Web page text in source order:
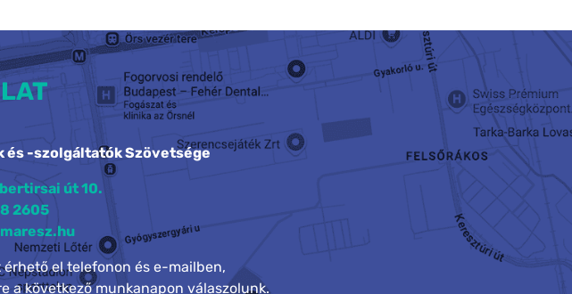
és -szolgáltatók Szövetsége
út 10.
2605
el telefonon és e-mailben,
a következő munkanapon válaszolunk.